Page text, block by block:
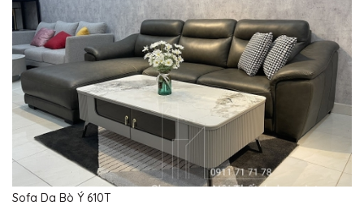
Sofa Da Bò Ý 610T